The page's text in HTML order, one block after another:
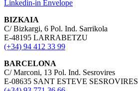
Linkedin-in Envelope
BIZKAIA
C/ Bizkargi, 6 Pol. Ind. Sarrikola
E-48195 LARRABETZU
(+34) 94 412 33 99
BARCELONA
C/ Marconi, 13 Pol. Ind. Sesrovires
E-08635 SANT ESTEVE SESROVIRES